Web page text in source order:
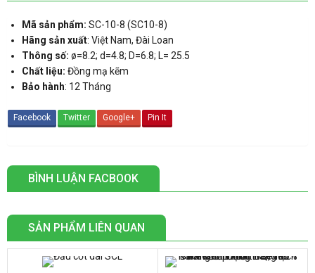
Mã sản phẩm: SC-10-8 (SC10-8)
Hãng sản xuất: Việt Nam, Đài Loan
Thông số: ø=8.2; d=4.8; D=6.8; L= 25.5
Chất liệu: Đồng mạ kẽm
Bảo hành: 12 Tháng
Facebook Twitter Google+ Pin It
BÌNH LUẬN FACBOOK
SẢN PHẨM LIÊN QUAN